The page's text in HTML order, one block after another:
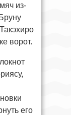
из-
ворот.
его